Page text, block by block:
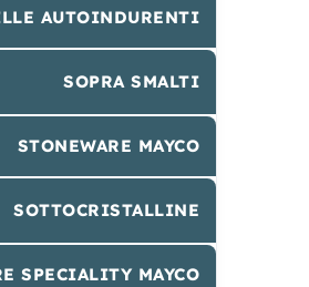
AUTOINDURENTI
SOPRA SMALTI
STONEWARE MAYCO
SOTTOCRISTALLINE
SPECIALITY MAYCO